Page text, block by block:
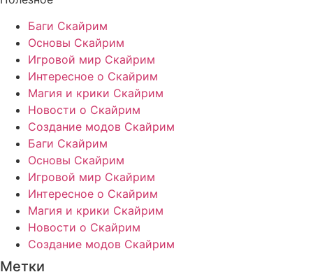
Баги Скайрим
Основы Скайрим
Игровой мир Скайрим
Интересное о Скайрим
Магия и крики Скайрим
Новости о Скайрим
Создание модов Скайрим
Баги Скайрим
Основы Скайрим
Игровой мир Скайрим
Интересное о Скайрим
Магия и крики Скайрим
Новости о Скайрим
Создание модов Скайрим
Метки